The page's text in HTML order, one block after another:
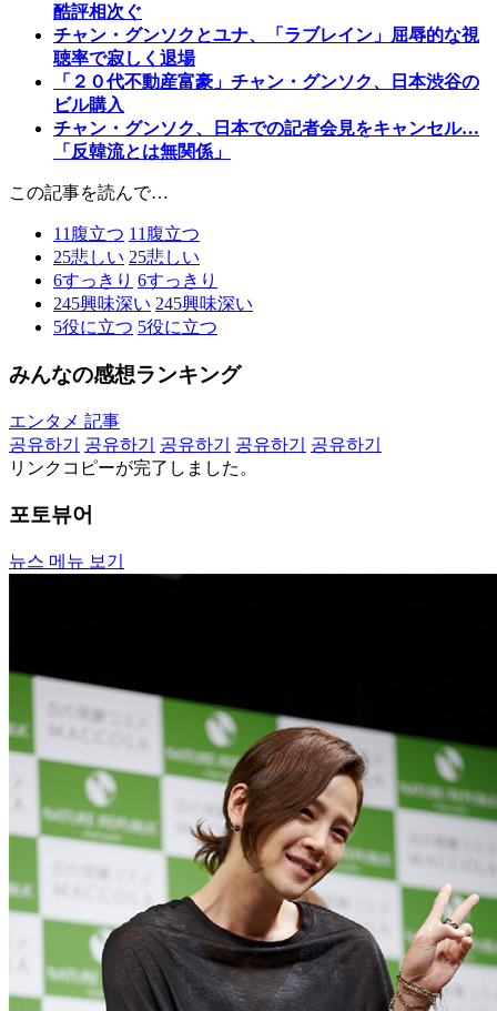
酷評相次ぐ
チャン・グンソクとユナ、「ラブレイン」屈辱的な視
聴率で寂しく退場
「２０代不動産富豪」チャン・グンソク、日本渋谷の
ビル購入
チャン・グンソク、日本での記者会見をキャンセル…
「反韓流とは無関係」
この記事を読んで…
11 腹立つ 11 腹立つ
25悲しい 25悲しい
6すっきり 6すっきり
245興味深い 245興味深い
5役に立つ 5役に立つ
みんなの感想ランキング
エンタメ 記事
공유하기
공유하기 공유하기 공유하기
공유하기
リンクコピーが完了しました。
포토뷰어
뉴스 메뉴 보기